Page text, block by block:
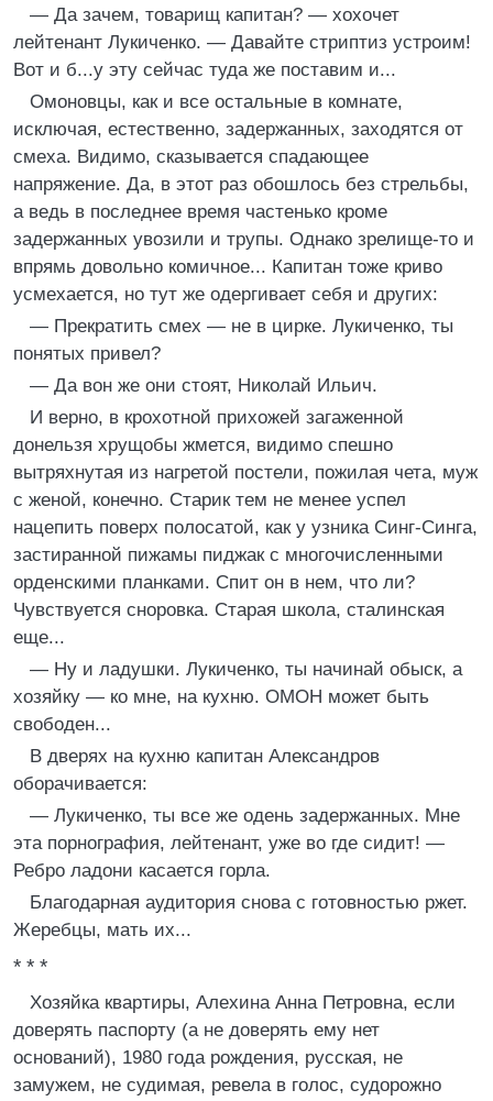
— Да зачем, товарищ капитан? — хохочет
лейтенант Лукиченко. — Давайте стриптиз устроим!
Вот и б...у эту сейчас туда же поставим и...
Омоновцы, как и все остальные в комнате,
исключая, естественно, задержанных, заходятся от
смеха. Видимо, сказывается спадающее
напряжение. Да, в этот раз обошлось без стрельбы,
а ведь в последнее время частенько кроме
задержанных увозили и трупы. Однако зрелище-то и
впрямь довольно комичное... Капитан тоже криво
усмехается, но тут же одергивает себя и других:
— Прекратить смех — не в цирке. Лукиченко, ты
понятых привел?
— Да вон же они стоят, Николай Ильич.
И верно, в крохотной прихожей загаженной
донельзя хрущобы жмется, видимо спешно
вытряхнутая из нагретой постели, пожилая чета, муж
с женой, конечно. Старик тем не менее успел
нацепить поверх полосатой, как у узника Синг-Синга,
застиранной пижамы пиджак с многочисленными
орденскими планками. Спит он в нем, что ли?
Чувствуется сноровка. Старая школа, сталинская
еще...
— Ну и ладушки. Лукиченко, ты начинай обыск, а
хозяйку — ко мне, на кухню. ОМОН может быть
свободен...
В дверях на кухню капитан Александров
оборачивается:
— Лукиченко, ты все же одень задержанных. Мне
эта порнография, лейтенант, уже во где сидит! —
Ребро ладони касается горла.
Благодарная аудитория снова с готовностью ржет.
Жеребцы, мать их...
* * *
Хозяйка квартиры, Алехина Анна Петровна, если
доверять паспорту (а не доверять ему нет
оснований), 1980 года рождения, русская, не
замужем, не судимая, ревела в голос, судорожно